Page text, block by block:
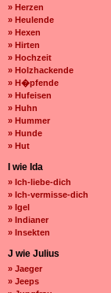
» Herzen
» Heulende
» Hexen
» Hirten
» Hochzeit
» Holzhackende
» H�pfende
» Hufeisen
» Huhn
» Hummer
» Hunde
» Hut
I wie Ida
» Ich-liebe-dich
» Ich-vermisse-dich
» Igel
» Indianer
» Insekten
J wie Julius
» Jaeger
» Jeeps